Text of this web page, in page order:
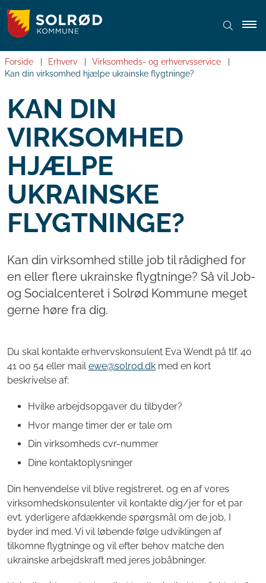
Forside Erhverv
Virksomheds- og erhvervsservice
Kan din virksomhed hjælpe ukrainske flygtninge?
KAN DIN
VIRKSOMHED
HJÆLPE
UKRAINSKE
FLYGTNINGE?
Kan din virksomhed stille job til rådighed for
en eller flere ukrainske flygtninge? Så vil Job-
og Socialcenteret i Solrød Kommune meget
gerne høre fra dig.
Du skal kontakte erhvervskonsulent Eva Wendt på tlf. 40
41 00 54 eller mailewe@solrod.dk med en kort
beskrivelse af:
Hvilke arbejdsopgaver du tilbyder?
Hvor mange timer der er tale om
Din virksomheds cvr-nummer
Dine kontaktoplysninger
Din henvendelse vil blive registreret, og en af vores
virksomhedskonsulenter vil kontakte dig/jer for et par
evt. yderligere afdækkende spørgsmål om de job, I
byder ind med. Vi vil løbende følge udviklingen af
tilkomne flygtninge og vil efter behov matche den
ukrainske arbejdskraft med jeres jobåbninger.